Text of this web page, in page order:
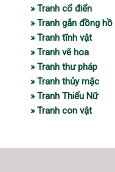
» Tranh cổ điển
» Tranh gắn đồng hồ
» Tranh tĩnh vật
» Tranh vẽ hoa
» Tranh thư pháp
» Tranh thủy mặc
» Tranh Thiếu Nữ
» Tranh con vật